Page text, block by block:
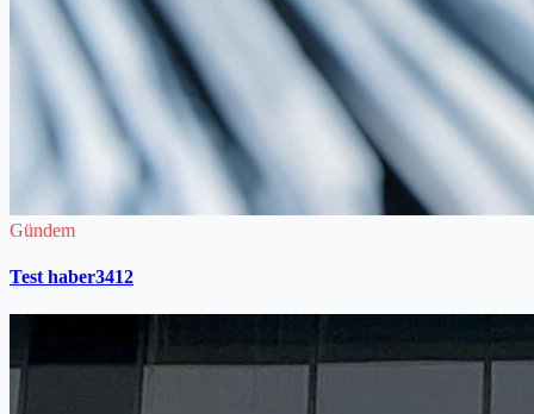
Gündem
Test haber3412